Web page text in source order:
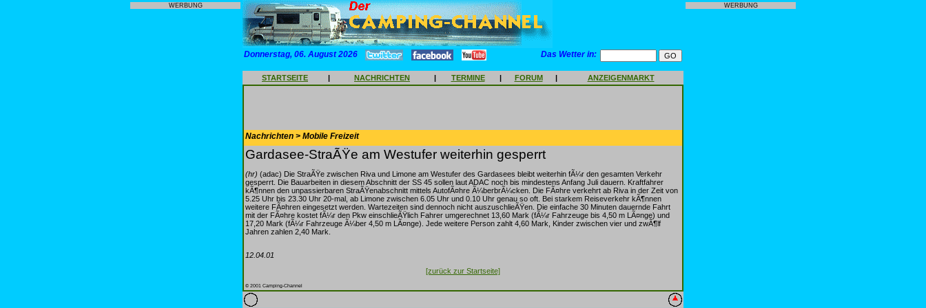
WERBUNG
Donnerstag, 06. August 2026 Das Wetter in:
STARTSEITE | NACHRICHTEN | TERMINE | FORUM | ANZEIGENMARKT
Nachrichten > Mobile Freizeit
Gardasee-StraÃŸe am Westufer weiterhin gesperrt
(hr) (adac) Die StraÃŸe zwischen Riva und Limone am Westufer des Gardasees bleibt weiterhin fÃ¼r den gesamten Verkehr
gesperrt. Die Bauarbeiten in diesem Abschnitt der SS 45 sollen laut ADAC noch bis mindestens Anfang Juli dauern. Kraftfahrer
kÃ¶nnen den unpassierbaren StraÃŸenabschnitt mittels AutofÃ¤hre Ã¼berbrÃ¼cken. Die FÃ¤hre verkehrt ab Riva in der Zeit von
5.25 Uhr bis 23.30 Uhr 20-mal, ab Limone zwischen 6.05 Uhr und 0.10 Uhr genau so oft. Bei starkem Reiseverkehr kÃ¶nnen
weitere FÃ¤hren eingesetzt werden. Wartezeiten sind dennoch nicht auszuschlieÃŸen. Die einfache 30 Minuten dauernde Fahrt
mit der FÃ¤hre kostet fÃ¼r den Pkw einschlieÃŸlich Fahrer umgerechnet 13,60 Mark (fÃ¼r Fahrzeuge bis 4,50 m LÃ¤nge) und
17,20 Mark (fÃ¼r Fahrzeuge Ã¼ber 4,50 m LÃ¤nge). Jede weitere Person zahlt 4,60 Mark, Kinder zwischen vier und zwÃ¶lf
Jahren zahlen 2,40 Mark.
12.04.01
[zurück zur Startseite]
© 2001 Camping-Channel
WERBUNG